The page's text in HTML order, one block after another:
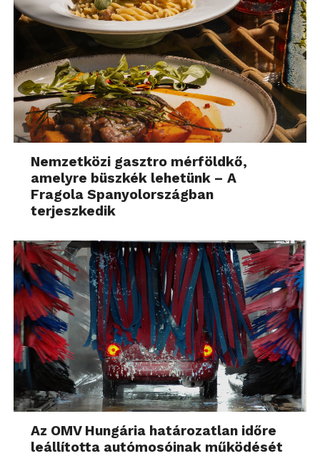
Nemzetközi gasztro mérföldkő,
amelyre büszkék lehetünk – A
Fragola Spanyolországban
terjeszkedik
Az OMV Hungária határozatlan időre
leállította autómosóinak működését